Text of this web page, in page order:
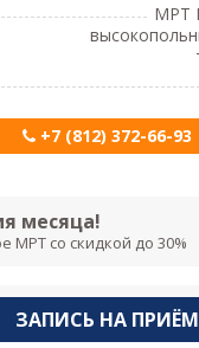
МРТ
+7 (812) 372-66-93
месяца!
МРТ со скидкой до 30%
ЗАПИСЬ НА ПРИЁМ